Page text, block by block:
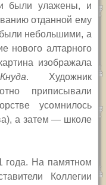
были улажены, и
отданной ему
небольшими, а
нового алтарного
изображала
. Художник
приписывали
усомнилось
а затем — школе
года. На памятном
Коллегии